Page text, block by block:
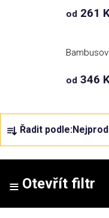
Oblečení
od 261
od 346
z
Řadit podle:
Otevřít filtr